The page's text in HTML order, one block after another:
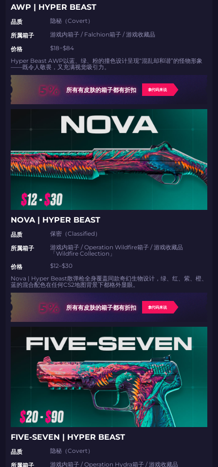
带上你的促销代码
只需抓取区域并将促销代码复制到剪贴板
如何使用促销代码
如何使用促销代码
由KARRIGAN倾情推荐
团队 THE MONGOLZ
CS2CODES.CN社区与电子竞技
AWP | HYPER BEAST
品质
隐秘（Covert）
所属箱子
游戏内箱子 / Falchion箱子 / 游戏收藏品
价格
$18−$84
Hyper Beast AWP以蓝、绿、粉的撞色设计呈现“混乱却和谐”的怪物形象
——既令人敬畏，又充满视觉吸引力。
5% 所有有皮肤的箱子都有折扣 拿代码来说
NOVA | HYPER BEAST
品质
保密（Classified）
所属箱子
游戏内箱子 / Operation Wildfire箱子 / 游戏收藏品
「Wildfire Collection」
价格
$12–$30
Nova | Hyper Beast散弹枪全身覆盖同款奇幻生物设计，绿、红、紫、橙、
蓝的混合配色在任何CS2地图背景下都格外显眼。
5% 所有有皮肤的箱子都有折扣 拿代码来说
FIVE-SEVEN | HYPER BEAST
品质
隐秘（Covert）
所属箱子
游戏内箱子 / Operation Hydra箱子 / 游戏收藏品